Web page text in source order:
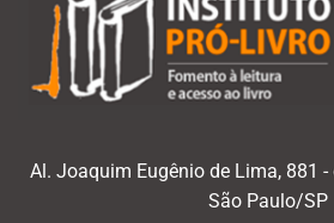
Al. Joaquim Eugênio de Lima, 881
São Paulo/SP